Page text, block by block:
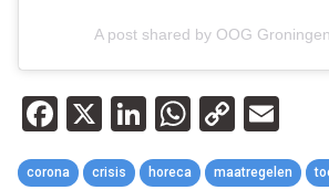
A post shared by OOG
Facebook
X LinkedIn
Copy
Link
corona crisis horeca maatregelen